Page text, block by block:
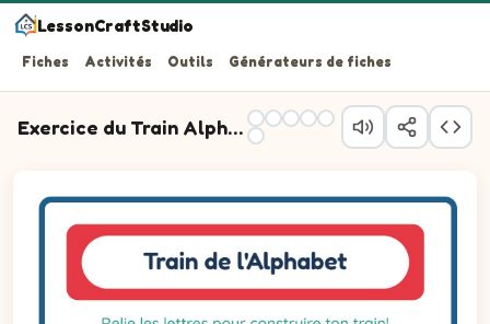
LessonCraftStudio
Fiches Activités Outils Générateurs de fiches
Exercice du Train Alphabet
Question 2 : glisse la bonne lettre dans le wagon 2.
Question 3 : glisse la bonne lettre dans le wagon 3.
Question 4 : glisse la bonne lettre dans le wagon 4.
Question 5 : glisse la bonne lettre dans le wagon 5.
Question 6 : glisse la bonne lettre dans le wagon 6.